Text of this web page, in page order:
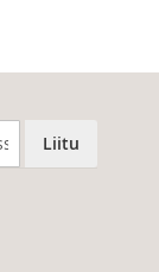
Liitu